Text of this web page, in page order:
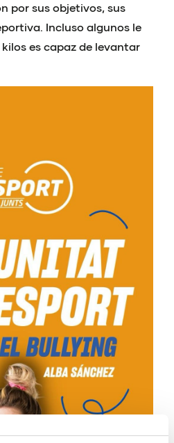
por sus objetivos, sus
Incluso algunos le
es capaz de levantar